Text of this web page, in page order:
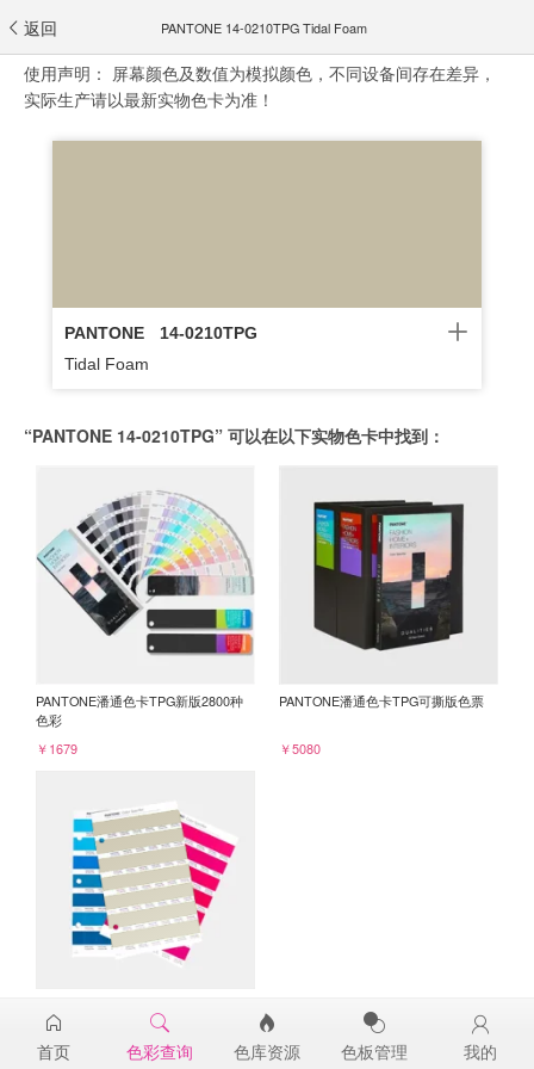
返回 PANTONE 14-0210TPG Tidal Foam
使用声明： 屏幕颜色及数值为模拟颜色，不同设备间存在差异，
实际生产请以最新实物色卡为准！
PANTONE
14-0210TPG
Tidal Foam
“PANTONE 14-0210TPG” 可以在以下实物色卡中找到：
PANTONE潘通色卡TPG新版2800种
色彩
￥1679
PANTONE潘通色卡TPG可撕版色票
￥5080
14-0210TPG
￥98
首页 色彩查询 色库资源 色板管理 我的